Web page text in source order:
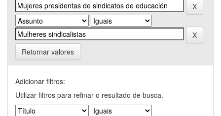
Retornar valores
Adicionar filtros:
Utilizar filtros para refinar o resultado de busca.